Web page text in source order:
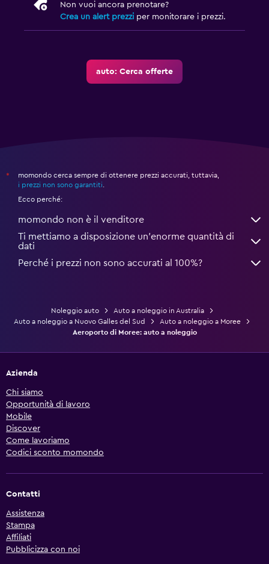
Non vuoi ancora prenotare?
Crea un alert prezzi per monitorare i prezzi.
auto: Cerca offerte
*
momondo cerca sempre di ottenere prezzi accurati, tuttavia,
i prezzi non sono garantiti.
Ecco perché:
momondo non è il venditore
Ti mettiamo a disposizione un’enorme quantità di
dati
Perché i prezzi non sono accurati al 100%?
Noleggio auto
Auto a noleggio in Australia
Auto a noleggio a Nuovo Galles del Sud
Auto a noleggio a Moree
Aeroporto di Moree: auto a noleggio
Azienda
Chi siamo
Opportunità di lavoro
Mobile
Discover
Come lavoriamo
Codici sconto momondo
Contatti
Assistenza
Stampa
Affiliati
Pubblicizza con noi